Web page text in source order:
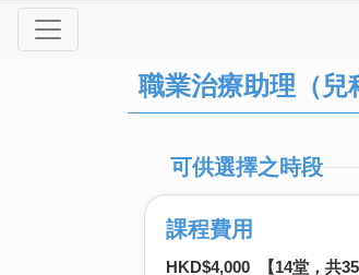
職業治療助理（兒
可供選擇之時段
課程費用
HKD$4,000 【14堂，共35